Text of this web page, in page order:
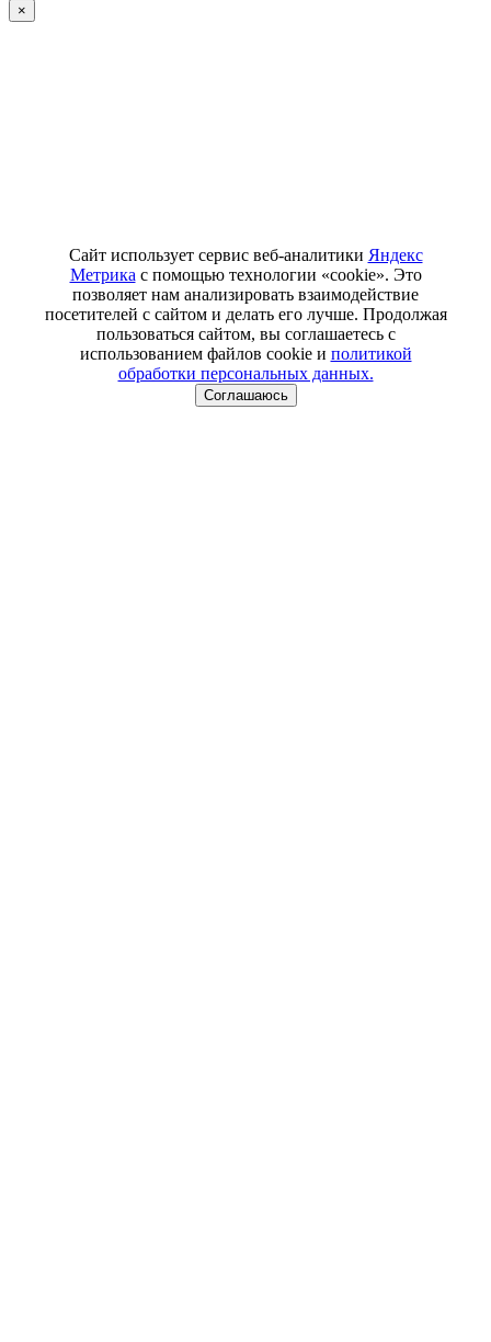
×
Сайт использует сервис веб-аналитики Яндекс
Метрика с помощью технологии «cookie». Это
позволяет нам анализировать взаимодействие
посетителей с сайтом и делать его лучше. Продолжая
пользоваться сайтом, вы соглашаетесь с
использованием файлов cookie и политикой
обработки персональных данных.
Соглашаюсь